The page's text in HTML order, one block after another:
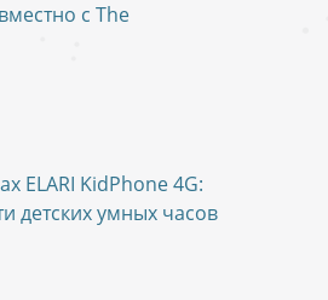
с The
ELARI KidPhone 4G:
детских умных часов